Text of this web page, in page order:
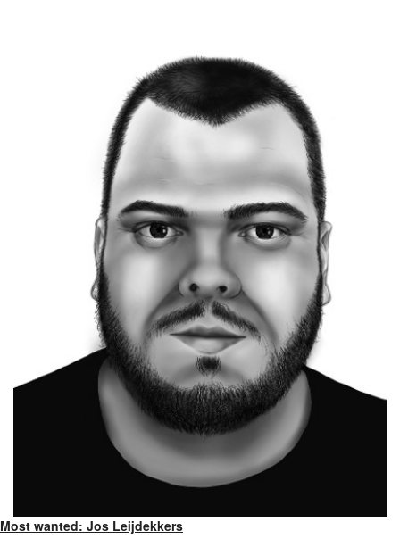
Most wanted: Jos Leijdekkers